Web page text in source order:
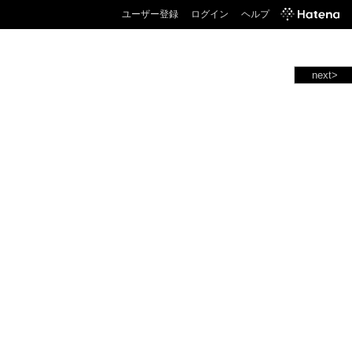
ユーザー登録 ログイン ヘルプ
next>